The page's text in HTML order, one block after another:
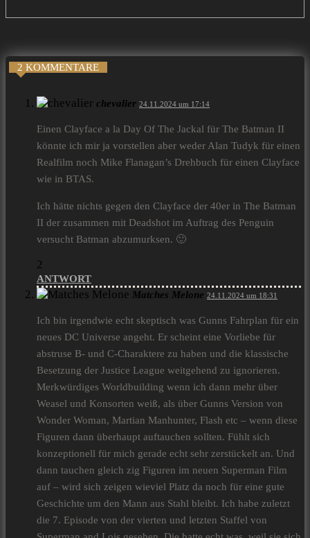
2 KOMMENTARE
chevalier 24.11.2024 um 17:14
Einen Clayface a la Day Of The Jackal für The Batman II
könnte ich mir ja vorstellen aber weder Alan Tudyk für einen
Realfilm noch Mike Flanagan’s Drehbuch für einen Clayface
wie in BTAS.
Ich hätte nichts gegen den Clayface der 40er in The Batman
II der zusammen mit Deadshot im Auftrag des Penguin
versucht Batman abzumurksen. 🙂
2
ANTWORT
Matches Melone 24.11.2024 um 18:31
Ich bin irgendwie echt skeptisch was Gunns Fahrplan für ein
neues DC Universe angeht. Er scheint eine Vorliebe für
abstruse B- und C-Charaktere zu haben und die klassische
Besetzung der Justice League weitgehend zu ignorieren.
Merkwürdiges Worldbuilding wenn ich dann mehr über
Weasel und Konsorten weiß, als über Gunns Version von
Wonder Woman, Martian Manhunter, Flash etc – wenn diese
Figuren dann überhaupt auftauchen sollten. Fühlt sich
konzeptionell für mich gerade echt sehr zerstückelt an. Und
dann tauchen gleich zig Figuren im neuen Superman Film
auf – wird sich zeigen wieviel Platz da noch für eine gute
Geschichte um den Mann aus Stahl bleibt. Ich habe zuletzt
die 7. Episode von der vierten und letzten Staffel von